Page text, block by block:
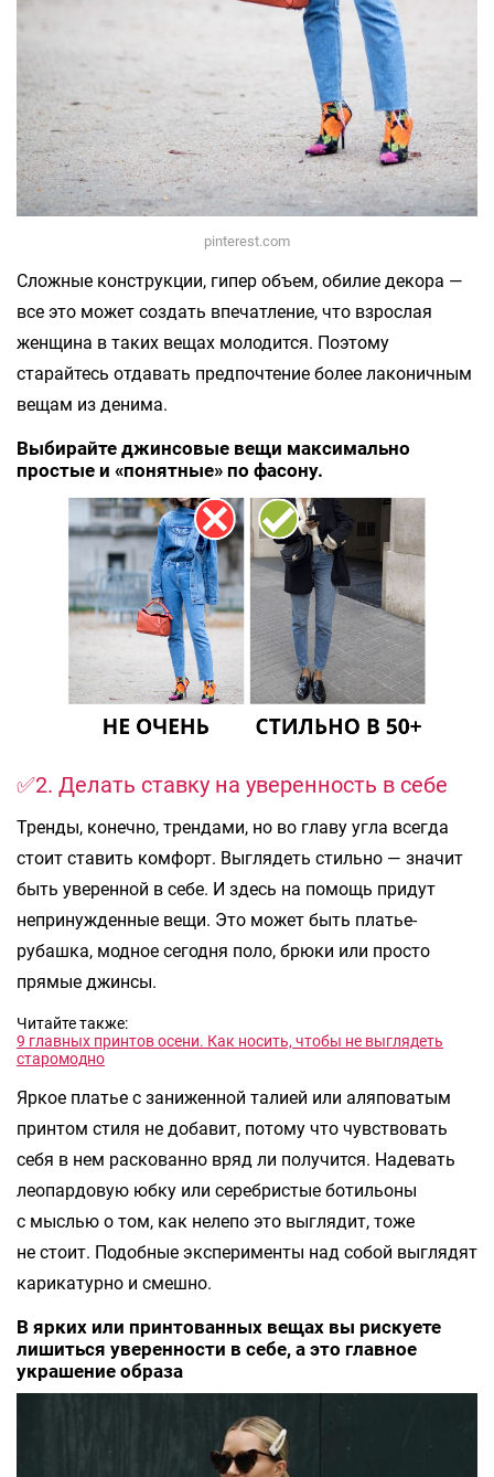
pinterest.com
Сложные конструкции, гипер объем, обилие декора —
все это может создать впечатление, что взрослая
женщина в таких вещах молодится. Поэтому
старайтесь отдавать предпочтение более лаконичным
вещам из денима.
Выбирайте джинсовые вещи максимально
простые и «понятные» по фасону.
✅2. Делать ставку на уверенность в себе
Тренды, конечно, трендами, но во главу угла всегда
стоит ставить комфорт. Выглядеть стильно — значит
быть уверенной в себе. И здесь на помощь придут
непринужденные вещи. Это может быть платье-
рубашка, модное сегодня поло, брюки или просто
прямые джинсы.
Читайте также:
9 главных принтов осени. Как носить, чтобы не выглядеть
старомодно
Яркое платье с заниженной талией или аляповатым
принтом стиля не добавит, потому что чувствовать
себя в нем раскованно вряд ли получится. Надевать
леопардовую юбку или серебристые ботильоны
с мыслью о том, как нелепо это выглядит, тоже
не стоит. Подобные эксперименты над собой выглядят
карикатурно и смешно.
В ярких или принтованных вещах вы рискуете
лишиться уверенности в себе, а это главное
украшение образа